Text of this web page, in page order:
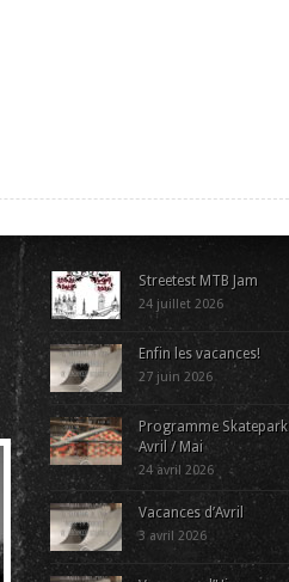
Streetest MTB Jam
24 juillet 2026
Enfin les vacances!
27 juin 2026
Programme Skatepark
Avril / Mai
24 avril 2026
Vacances d’Avril
3 avril 2026